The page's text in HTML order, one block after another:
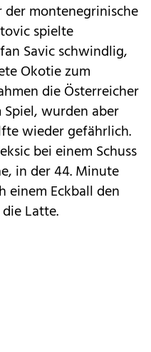
montenegrinische
spielte
Savic schwindlig,
Okotie zum
die Österreicher
Spiel, wurden aber
wieder gefährlich.
bei einem Schuss
in der 44. Minute
einem Eckball den
Latte.